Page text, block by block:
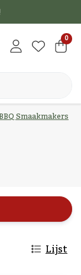
0
Smaakmakers
Lijst